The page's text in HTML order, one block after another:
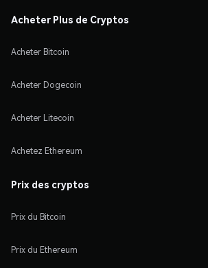
Acheter Plus de Cryptos
Acheter Bitcoin
Acheter Dogecoin
Acheter Litecoin
Achetez Ethereum
Prix des cryptos
Prix du Bitcoin
Prix du Ethereum